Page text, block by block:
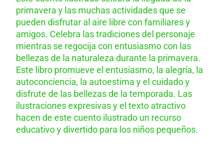
primavera y las muchas actividades que se
pueden disfrutar al aire libre con familiares y
amigos. Celebra las tradiciones del personaje
mientras se regocija con entusiasmo con las
bellezas de la naturaleza durante la primavera.
Este libro promueve el entusiasmo, la alegría, la
autoconciencia, la autoestima y el cuidado y
disfrute de las bellezas de la temporada. Las
ilustraciones expresivas y el texto atractivo
hacen de este cuento ilustrado un recurso
educativo y divertido para los niños pequeños.